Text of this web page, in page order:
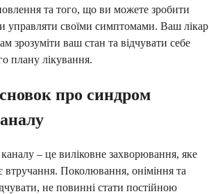
та того, що ви можете зробити
управляти своїми симптомами. Ваш лікар
зрозуміти ваш стан та відчувати себе
плану лікування.
про синдром
– це виліковне захворювання, яке
втручання. Поколювання, оніміння та
не повинні стати постійною